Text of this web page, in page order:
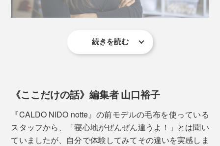
軽に洗えて、ラクに干せます。何度洗ってもヘタリにく
く、発熱の性能も変わりません。
デザイナーのジュリア・スブリニャデッロ
「オーロラブラウン」のシックな３色展開。
続きを読む
《ここだけの話》編集者 山口裕子
『CALDO NIDO notte』の前モデルの毛布を使っている
スタッフから、「寝心地がぜんぜん違うよ！」とは聞い
ていましたが、自分で体験してみてその違いを実感しま